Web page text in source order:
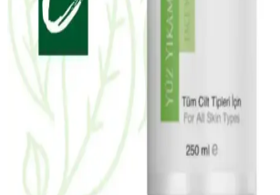
Yves Rocher Tropikal Hindistan
Losyonu Doğal Nemlendirici ve
Yves Rocher'in tropikal hindistan cevizi içeren
tüm cilt tipleri için uygun, doğal içeriklerle
yapısı ve kalıcı kokusuyla cildi nemlendirir ve
La Roche-Posay Lipikar Syndet AP+
Kuru Ciltler İçin Temizlik Jeli Ürün